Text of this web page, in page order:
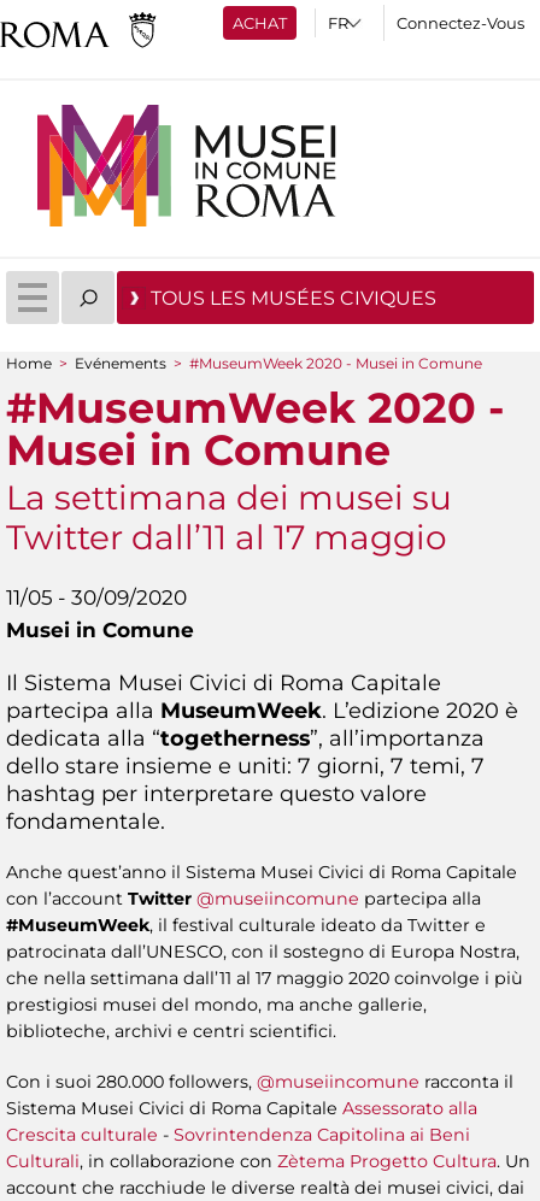
ACHAT Connectez-Vous
TOUS LES MUSÉES CIVIQUES
You are here
Home > Evénements > #MuseumWeek 2020 - Musei in Comune
#MuseumWeek 2020 -
Musei in Comune
La settimana dei musei su
Twitter dall’11 al 17 maggio
11/05 - 30/09/2020
Musei in Comune
Il Sistema Musei Civici di Roma Capitale
partecipa alla MuseumWeek. L’edizione 2020 è
dedicata alla “togetherness”, all’importanza
dello stare insieme e uniti: 7 giorni, 7 temi, 7
hashtag per interpretare questo valore
fondamentale.
Anche quest’anno il Sistema Musei Civici di Roma Capitale
con l’account Twitter @museiincomune partecipa alla
#MuseumWeek, il festival culturale ideato da Twitter e
patrocinata dall’UNESCO, con il sostegno di Europa Nostra,
che nella settimana dall’11 al 17 maggio 2020 coinvolge i più
prestigiosi musei del mondo, ma anche gallerie,
biblioteche, archivi e centri scientifici.
Con i suoi 280.000 followers, @museiincomune racconta il
Sistema Musei Civici di Roma Capitale Assessorato alla
Crescita culturale - Sovrintendenza Capitolina ai Beni
Culturali, in collaborazione con Zètema Progetto Cultura. Un
account che racchiude le diverse realtà dei musei civici, dai